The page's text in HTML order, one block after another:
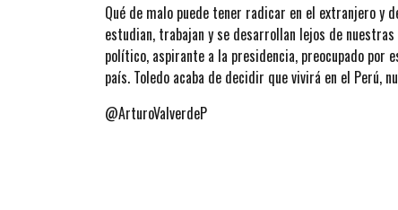
Qué de malo puede tener radicar en el extranjero y
estudian, trabajan y se desarrollan lejos de
político, aspirante a la presidencia, preocupado por
país. Toledo acaba de decidir que vivirá en el Perú,
@ArturoValverdeP